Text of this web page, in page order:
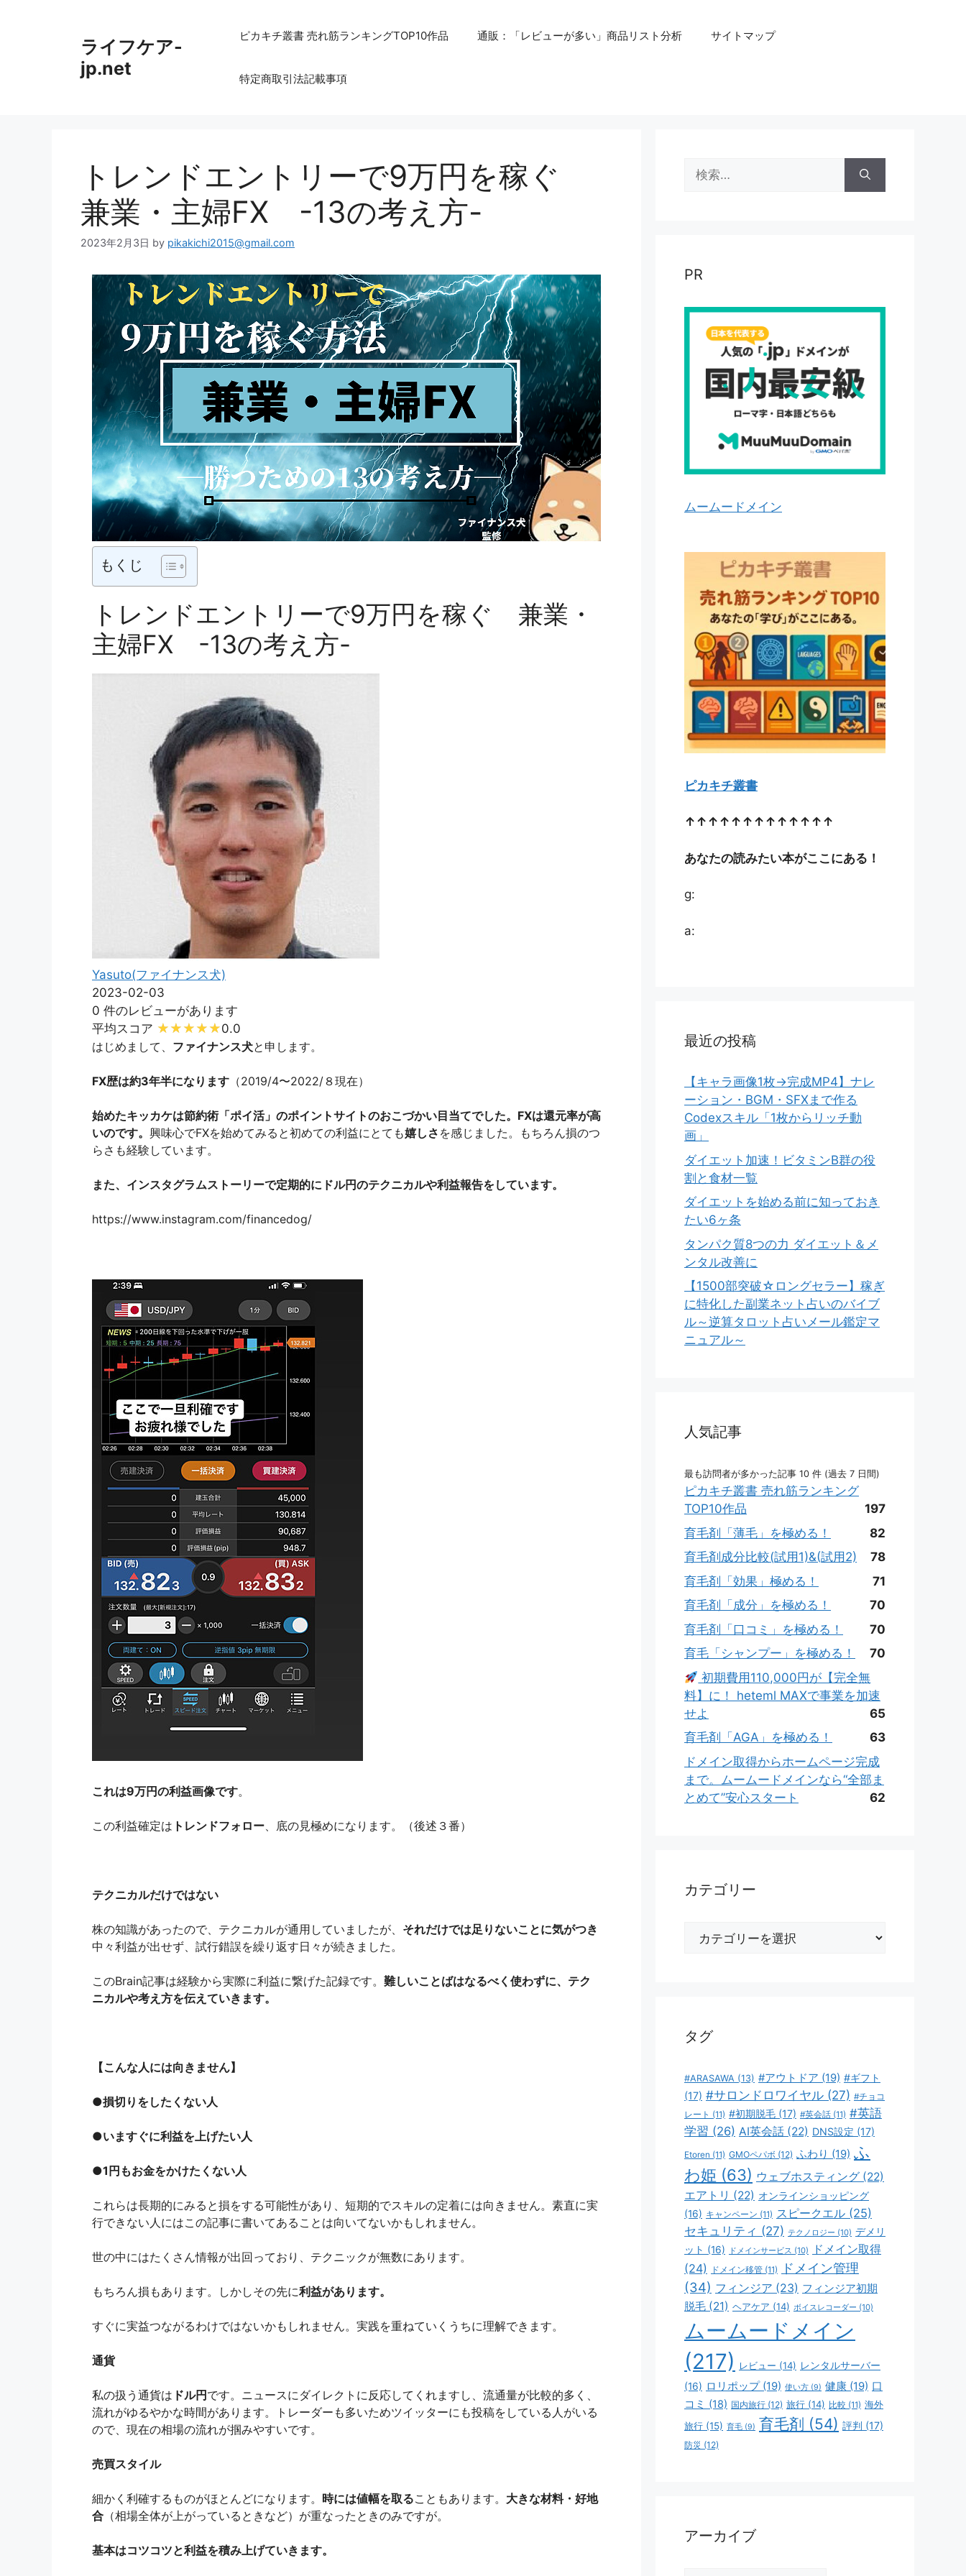
ライフケア-
jp.net
ピカキチ叢書 売れ筋ランキングTOP10作品 通販：「レビューが多い」商品リスト分析 サイトマップ
特定商取引法記載事項
トレンドエントリーで9万円を稼ぐ
兼業・主婦FX -13の考え方-
2023年2月3日 by pikakichi2015@gmail.com
もくじ
トレンドエントリーで9万円を稼ぐ 兼業・
主婦FX -13の考え方-
Yasuto(ファイナンス犬)
2023-02-03
0 件のレビューがあります
平均スコア
0.0
はじめまして、 ファイナンス犬と申します。
FX歴は約3年半になります （2019/4〜2022/８現在）
始めたキッカケは節約術「ポイ活」のポイントサイトのおこづかい目当てでした。FXは還元率が高
いのです。 興味心でFXを始めてみると初めての利益にとても嬉しさ を感じました。もちろん損のつ
らさも経験しています。
また、インスタグラムストーリーで定期的にドル円のテクニカルや利益報告をしています。
https://www.instagram.com/financedog/
これは9万円の利益画像です。
この利益確定は トレンドフォロー 、底の見極めになります。（後述３番）
テクニカルだけではない
株の知識があったので、テクニカルが通用していましたが、 それだけでは足りないことに気がつき
中々利益が出せず、試行錯誤を繰り返す日々が続きました。
このBrain記事は経験から実際に利益に繋げた記録です。 難しいことばはなるべく使わずに、テク
ニカルや考え方を伝えていきます。
【こんな人には向きません】
●損切りをしたくない人
●いますぐに利益を上げたい人
●1円もお金をかけたくない人
これらは長期的にみると損をする可能性があり、短期的でスキルの定着には向きません。素直に実
行できない人にはこの記事に書いてあることは向いてないかもしれません。
世の中にはたくさん情報が出回っており、テクニックが無数にあります。
もちろん損もあります。しかしその先に利益があります。
すぐに実益つながるわけではないかもしれません。実践を重ねていくうちに理解できます。
通貨
私の扱う通貨は ドル円です。ニュースにダイレクトに反応してくれますし、流通量が比較的多く、
流れがゆるやかな時間があります。トレーダーも多いためツイッターにも投稿をしている人がいる
ので、現在の相場の流れが掴みやすいです。
売買スタイル
細かく利確するものがほとんどになります。 時には値幅を取ることもあります。 大きな材料・好地
合 （相場全体が上がっているときなど）が重なったときのみですが。
基本はコツコツと利益を積み上げていきます。
索:
PR
ムームードメイン
ピカキチ叢書
↑↑↑↑↑↑↑↑↑↑↑↑↑
あなたの読みたい本がここにある！
g:
a:
最近の投稿
【キャラ画像1枚→完成MP4】ナレ
ーション・BGM・SFXまで作る
Codexスキル「1枚からリッチ動
画」
ダイエット加速！ビタミンB群の役
割と食材一覧
ダイエットを始める前に知っておき
たい6ヶ条
タンパク質8つの力 ダイエット＆メ
ンタル改善に
【1500部突破☆ロングセラー】稼ぎ
に特化した副業ネット占いのバイブ
ル～逆算タロット占いメール鑑定マ
ニュアル～
人気記事
最も訪問者が多かった記事 10 件 (過去 7 日間)
ピカキチ叢書 売れ筋ランキング
TOP10作品
197
育毛剤「薄毛」を極める！
82
育毛剤成分比較(試用1)&(試用2)
78
育毛剤「効果」極める！
71
育毛剤「成分」を極める！
70
育毛剤「口コミ」を極める！
70
育毛「シャンプー」を極める！
70
初期費用110,000円が【完全無
料】に！ heteml MAXで事業を加速
せよ
65
育毛剤「AGA」を極める！
63
ドメイン取得からホームページ完成
まで。ムームードメインなら“全部ま
とめて”安心スタート
62
カテゴリー
タグ
#ARASAWA (13) #アウトドア (19) #ギフト
(17) #サロンドロワイヤル (27) #チョコ
レート (11) #初期脱毛 (17) #英会話 (11) #英語
学習 (26) AI英会話 (22) DNS設定 (17)
Etoren (11) GMOペパボ (12) ふわり (19) ふ
わ姫 (63) ウェブホスティング (22)
エアトリ (22) オンラインショッピング
(16) キャンペーン (11) スピークエル (25)
セキュリティ (27) テクノロジー (10) デメリ
ット (16) ドメインサービス (10)
ドメイン取得
(24)
ドメイン移管 (11)
ドメイン管理
(34) フィンジア (23) フィンジア初期
脱毛 (21) ヘアケア (14) ボイスレコーダー (10)
ムームードメイン
(217)
レビュー (14) レンタルサーバー
(16) ロリポップ(19) 使い方 (9) 健康 (19) 口
コミ (18) 国内旅行 (12) 旅行 (14) 比較 (11) 海外
旅行 (15) 育毛 (9) 育毛剤 (54) 評判 (17)
防災 (12)
アーカイブ